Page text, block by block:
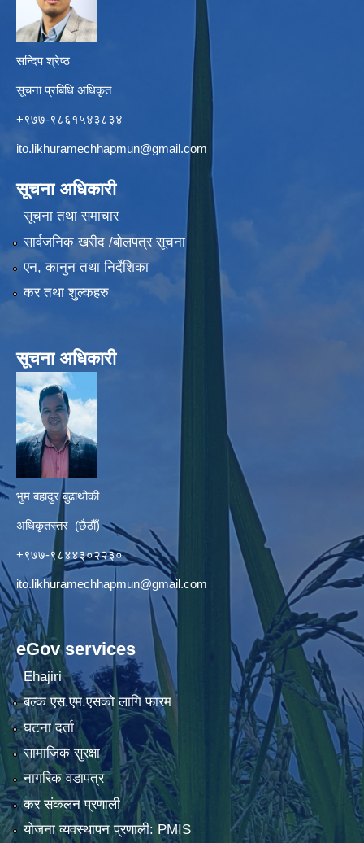
सन्दिप श्रेष्ठ
सूचना प्रबिधि अधिकृत
+९७७-९८६१५४३८३४
ito.likhuramechhapmun@gmail.com
सूचना अधिकारी
सूचना तथा समाचार
सार्वजनिक खरीद /बोलपत्र सूचना
एन, कानुन तथा निर्देशिका
कर तथा शुल्कहरु
सूचना अधिकारी
भुम बहादुर बुढाथोकी
अधिकृतस्तर (छैठौँ)
+९७७-९८४४३०२२३०
ito.likhuramechhapmun@gmail.com
eGov services
Ehajiri
बल्क एस.एम.एसको लागि फारम
घटना दर्ता
सामाजिक सुरक्षा
नागरिक वडापत्र
कर संकलन प्रणाली
योजना व्यवस्थापन प्रणाली: PMIS